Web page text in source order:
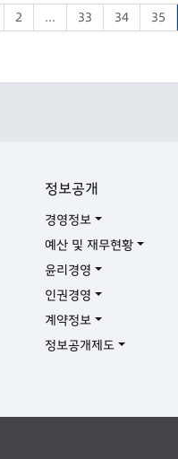
2 ... 33 34 35
정보공개
경영정보
예산 및 재무현황
윤리경영
인권경영
계약정보
정보공개제도